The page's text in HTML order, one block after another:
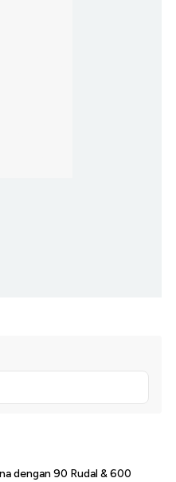
dengan 90 Rudal & 600